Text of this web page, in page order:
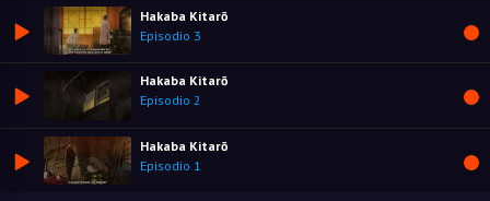
Hakaba Kitarō
Episodio 3
Hakaba Kitarō
Episodio 2
Hakaba Kitarō
Episodio 1